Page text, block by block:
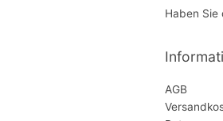
Haben Sie
AGB